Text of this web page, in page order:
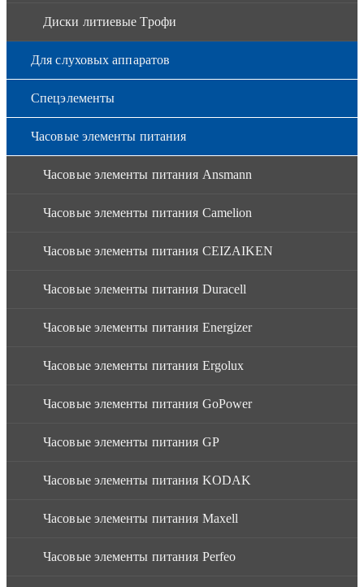
Диски литиевые Трофи
Для слуховых аппаратов
Спецэлементы
Часовые элементы питания
Часовые элементы питания Ansmann
Часовые элементы питания Camelion
Часовые элементы питания CEIZAIKEN
Часовые элементы питания Duracell
Часовые элементы питания Energizer
Часовые элементы питания Ergolux
Часовые элементы питания GoPower
Часовые элементы питания GP
Часовые элементы питания KODAK
Часовые элементы питания Maxell
Часовые элементы питания Perfeo